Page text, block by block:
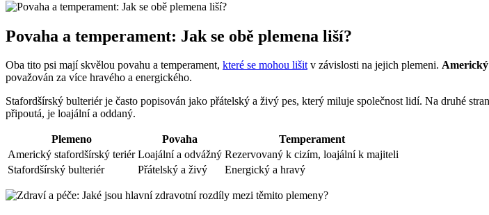
Povaha a temperament: Jak se obě plemena liší?
Oba tito psi mají skvělou povahu a temperament, které se mohou lišitv závislosti na jejich plemeni.
považován za více hravého a energického.
Stafordšírský bulteriér je často popisován jako přátelský a živý pes, který miluje společnost lidí. Na druhé
připoutá, je loajální a oddaný.
Plemeno Povaha
Temperament
Americký stafordšírský teriér Loajální a odvážný Rezervovaný k cizím, loajální k majiteli
Stafordšírský bulteriér
Přátelský a živý Energický a hravý